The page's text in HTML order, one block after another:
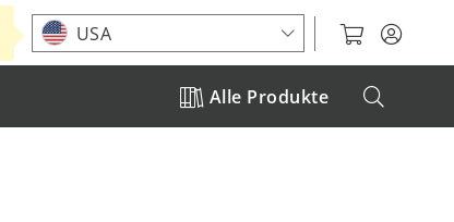
Standort auswählen
Alle Produkte
USA